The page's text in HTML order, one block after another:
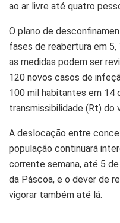
ao ar livre até quatro
O plano de
fases de reabertura em 5,
as medidas podem ser
120 novos casos de
100 mil habitantes em 14
transmissibilidade (Rt) do
A deslocação entre
população continuará
corrente semana, até 5
da Páscoa, e o dever de
vigorar também até lá.